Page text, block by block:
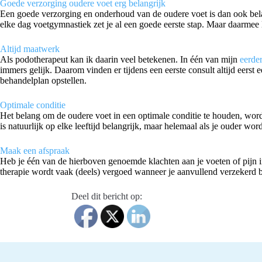
Goede verzorging oudere voet erg belangrijk
Een goede verzorging en onderhoud van de oudere voet is dan ook
elke dag voetgymnastiek zet je al een goede eerste stap. Maar
Altijd maatwerk
Als podotherapeut kan ik daarin veel betekenen. In één van mijn
immers gelijk. Daarom vinden er tijdens een eerste consult altijd eerst
behandelplan opstellen.
Optimale conditie
Het belang om de oudere voet in een optimale conditie te houden,
is natuurlijk op elke leeftijd belangrijk, maar helemaal als je ouder
Maak een afspraak
Heb je één van de hierboven genoemde klachten aan je voeten of
therapie wordt vaak (deels) vergoed wanneer je aanvullend
Deel dit bericht op: